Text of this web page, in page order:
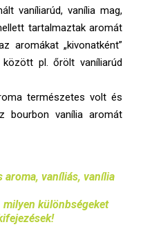
vaníliarúd, vanília mag,
tartalmaztak aromát
aromákat „kivonatként”
pl. őrölt vaníliarúd
természetes volt és
bourbon vanília aromát
aroma, vaníliás, vanília
különbségeket